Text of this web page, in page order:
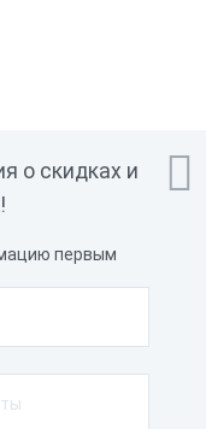

о скидках и
первым